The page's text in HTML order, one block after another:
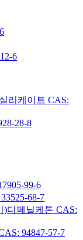
6
리케이트 CAS:
28-8
99-6
68-7
)디페닐케톤 CAS:
94847-57-7